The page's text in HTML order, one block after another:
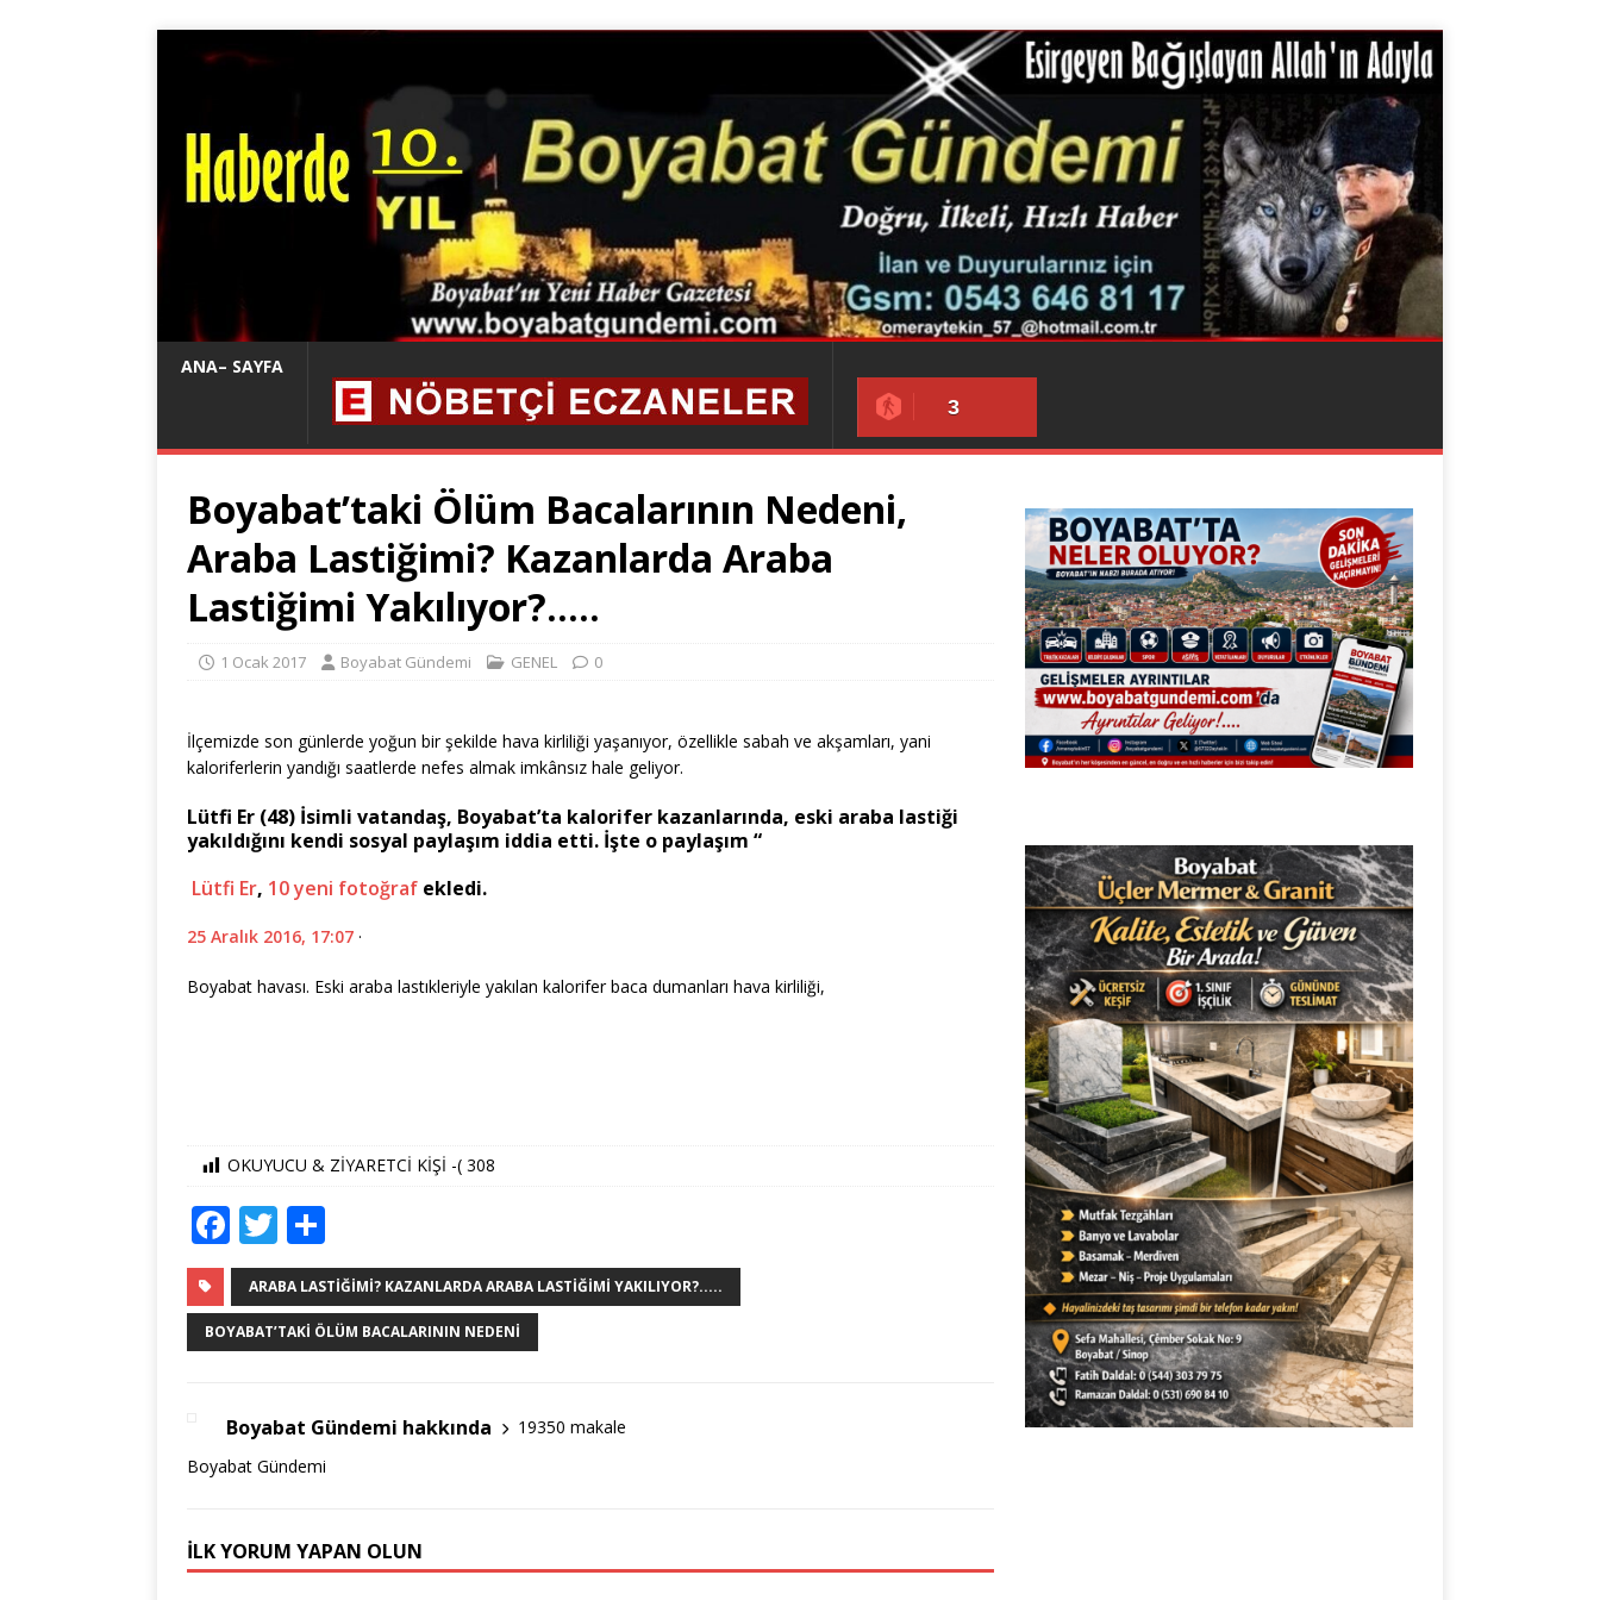
ANA– SAYFA
3
Boyabat’taki Ölüm Bacalarının Nedeni,
Araba Lastiğimi? Kazanlarda Araba
Lastiğimi Yakılıyor?…..
1 Ocak 2017 Boyabat Gündemi GENEL 0
İlçemizde son günlerde yoğun bir şekilde hava kirliliği yaşanıyor, özellikle sabah ve akşamları, yani
kaloriferlerin yandığı saatlerde nefes almak imkânsız hale geliyor.
Lütfi Er (48) İsimli vatandaş, Boyabat’ta kalorifer kazanlarında, eski araba lastiği
yakıldığını kendi sosyal paylaşım iddia etti. İşte o paylaşım “
Lütfi Er, 10 yeni fotoğraf ekledi.
25 Aralık 2016, 17:07 ·
Boyabat havası. Eski araba lastıkleriyle yakılan kalorifer baca dumanları hava kirliliği,
OKUYUCU & ZİYARETCİ KİŞİ -( 308
F
a
c
e
o
o
k
T
w
it
te
h
ar
e
ARABA LASTIĞIMI? KAZANLARDA ARABA LASTIĞIMI YAKILIYOR?.....
BOYABAT’TAKI ÖLÜM BACALARININ NEDENI
Boyabat Gündemi hakkında
19350 makale
Boyabat Gündemi
İLK YORUM YAPAN OLUN